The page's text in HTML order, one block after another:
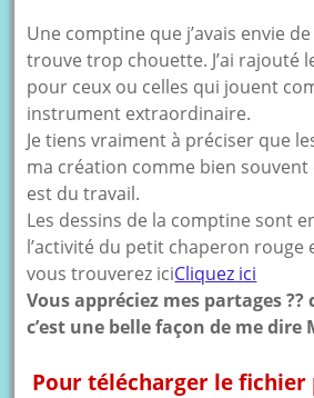
Une comptine que j’avais envie
trouve trop chouette. J’ai rajouté
pour ceux ou celles qui jouent
instrument extraordinaire.
Je tiens vraiment à préciser que
ma création comme bien
est du travail.
Les dessins de la comptine sont
l’activité du petit chaperon rouge
vous trouverez iciCliquez ici
Vous appréciez mes partages
c’est une belle façon de me dire
Pour télécharger le fichier